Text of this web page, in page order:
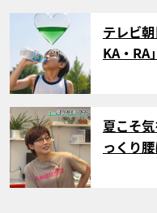
テレビ
KA・RA
サムネイル
夏こそ
っくり